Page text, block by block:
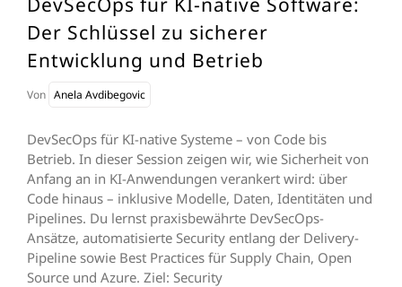
Der Schlüssel zu sicherer
Entwicklung und Betrieb
Von Anela Avdibegovic
DevSecOps für KI-native Systeme – von Code bis
Betrieb. In dieser Session zeigen wir, wie Sicherheit von
Anfang an in KI-Anwendungen verankert wird: über
Code hinaus – inklusive Modelle, Daten, Identitäten und
Pipelines. Du lernst praxisbewährte DevSecOps-
Ansätze, automatisierte Security entlang der Delivery-
Pipeline sowie Best Practices für Supply Chain, Open
Source und Azure. Ziel: Security